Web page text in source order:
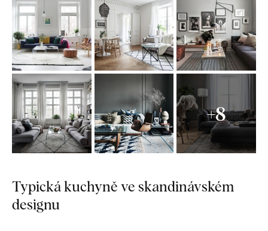
+8
Typická kuchyně ve skandinávském
designu